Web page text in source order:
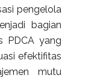
pengelola
bagian
PDCA yang
efektifitas
mutu